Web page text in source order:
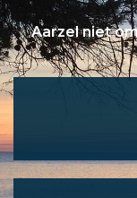
Aarzel niet